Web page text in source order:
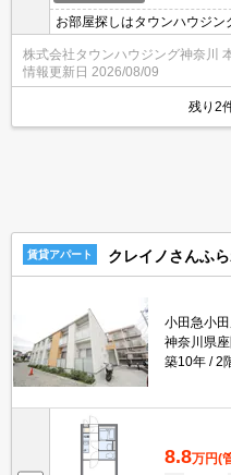
お部屋探しはタウンハウジン
株式会社タウンハウジング神奈川
情報更新日 2026/08/09
残り2
賃貸アパート クレイノさんふ
小田急小
神奈川県
築10年
2
8.8万円(